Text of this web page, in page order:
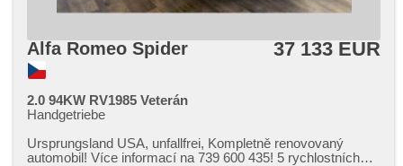
Alfa Romeo Spider 37 133 EUR
2.0 94KW RV1985 Veterán
Handgetriebe
Ursprungsland USA,​ unfallfrei,​ Kompletně renovovaný
automobil! Více informací na 739 600 435! 5 rychlostních